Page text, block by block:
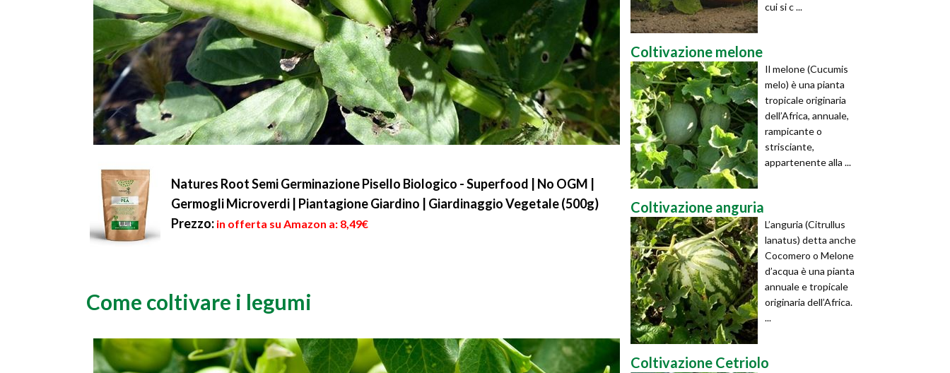
Natures Root Semi Germinazione Pisello Biologico - Superfood | No OGM |
Germogli Microverdi | Piantagione Giardino | Giardinaggio Vegetale (500g)
Prezzo: in offerta su Amazon a: 8,49€
Come coltivare i legumi
cui si c ...
Coltivazione melone
Il melone (Cucumis
melo) è una pianta
tropicale originaria
dell’Africa, annuale,
rampicante o
strisciante,
appartenente alla ...
Coltivazione anguria
L’anguria (Citrullus
lanatus) detta anche
Cocomero o Melone
d’acqua è una pianta
annuale e tropicale
originaria dell’Africa.
...
Coltivazione Cetriolo